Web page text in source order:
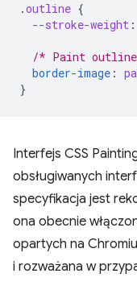
.outline {
--stroke-weight :
/* Paint
border-image :
}
Interfejs CSS
obsługiwanych
specyfikacja jest
ona obecnie
opartych na
i rozważana w